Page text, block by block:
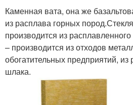
Каменная вата, она же
из расплава горных
производится из
– производится из отходов
обогатительных предприятий,
шлака.